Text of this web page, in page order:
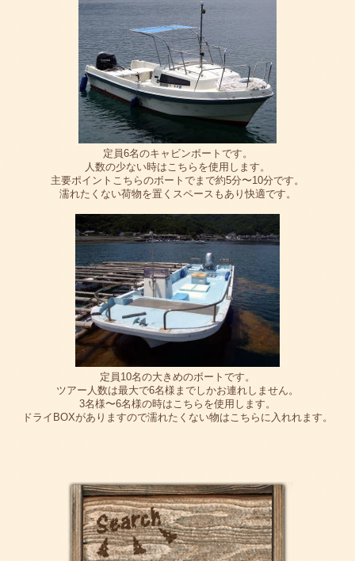
定員6名のキャビンボートです。
人数の少ない時はこちらを使用します。
主要ポイントこちらのボートでまで約5分〜10分です。
濡れたくない荷物を置くスペースもあり快適です。
定員10名の大きめのボートです。
ツアー人数は最大で6名様までしかお連れしません。
3名様〜6名様の時はこちらを使用します。
ドライBOXがありますので濡れたくない物はこちらに入れれます。